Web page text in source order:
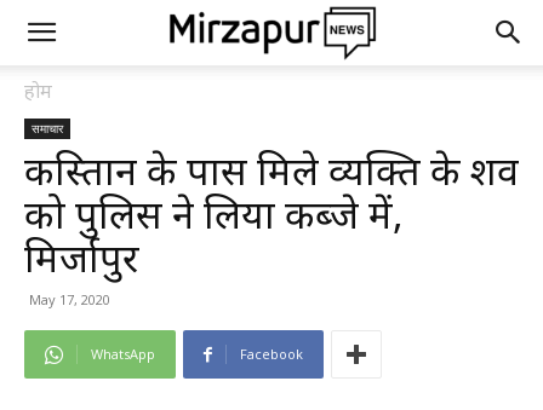
होम
समाचार
कब्रिस्तान के पास मिले व्यक्ति के शव
को पुलिस ने लिया कब्जे में,
मिर्जापुर
May 17, 2020
WhatsApp Facebook